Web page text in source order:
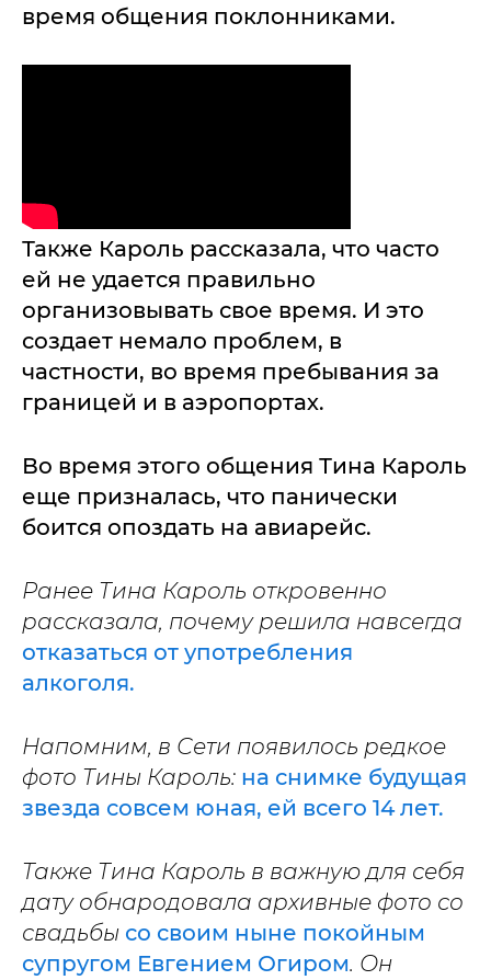
время общения поклонниками.
Также Кароль рассказала, что часто
ей не удается правильно
организовывать свое время. И это
создает немало проблем, в
частности, во время пребывания за
границей и в аэропортах.
Во время этого общения Тина Кароль
еще призналась, что панически
боится опоздать на авиарейс.
Ранее Тина Кароль откровенно
рассказала, почему решила навсегда
отказаться от употребления
алкоголя.
Напомним, в Сети появилось редкое
фото Тины Кароль: на снимке будущая
звезда совсем юная, ей всего 14 лет.
Также Тина Кароль в важную для себя
дату обнародовала архивные фото со
свадьбы со своим ныне покойным
супругом Евгением Огиром. Он